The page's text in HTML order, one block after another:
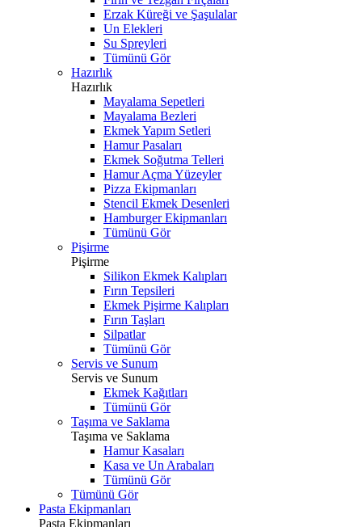
Erzak Küreği ve Şaşulalar
Un Elekleri
Su Spreyleri
Tümünü Gör
Hazırlık
Hazırlık
Mayalama Sepetleri
Mayalama Bezleri
Ekmek Yapım Setleri
Hamur Pasaları
Ekmek Soğutma Telleri
Hamur Açma Yüzeyler
Pizza Ekipmanları
Stencil Ekmek Desenleri
Hamburger Ekipmanları
Tümünü Gör
Pişirme
Pişirme
Silikon Ekmek Kalıpları
Fırın Tepsileri
Ekmek Pişirme Kalıpları
Fırın Taşları
Silpatlar
Tümünü Gör
Servis ve Sunum
Servis ve Sunum
Ekmek Kağıtları
Tümünü Gör
Taşıma ve Saklama
Taşıma ve Saklama
Hamur Kasaları
Kasa ve Un Arabaları
Tümünü Gör
Tümünü Gör
Pasta Ekipmanları
Pasta Ekipmanları